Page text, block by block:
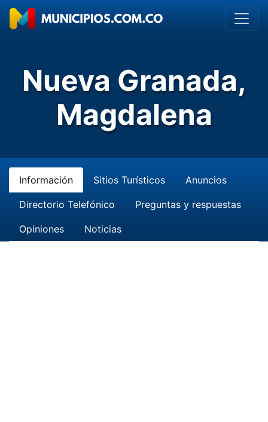
Nueva Granada,
Magdalena
Información Sitios Turísticos Anuncios
Directorio Telefónico Preguntas y respuestas
Opiniones Noticias